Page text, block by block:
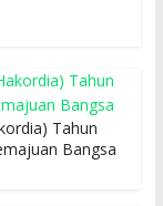
Tahun
Bangsa